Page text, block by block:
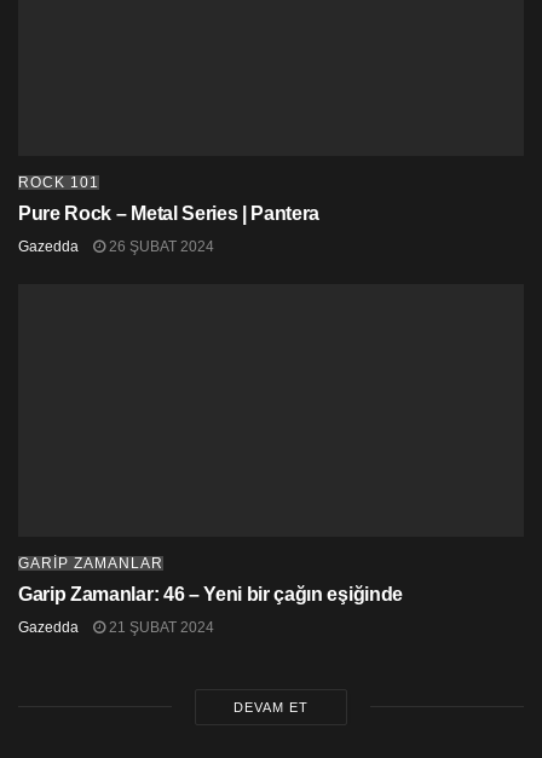
ROCK 101
Pure Rock – Metal Series | Pantera
Gazedda 26 ŞUBAT 2024
GARİP ZAMANLAR
Garip Zamanlar: 46 – Yeni bir çağın eşiğinde
Gazedda 21 ŞUBAT 2024
DEVAM ET